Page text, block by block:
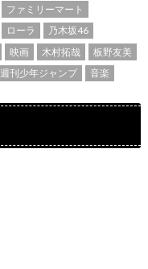
ファミリーマート
ローラ
乃木坂46
映画 木村拓哉
板野友美
週刊少年ジャンプ 音楽